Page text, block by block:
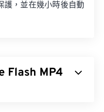
護，並在幾小時後自動
Flash MP4